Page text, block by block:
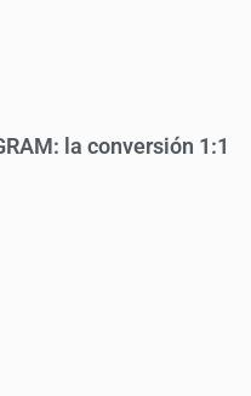
la conversión 1:1